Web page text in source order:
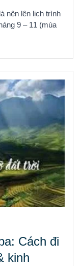
nên lên lịch trình
9 – 11 (mùa
Cách đi
kinh